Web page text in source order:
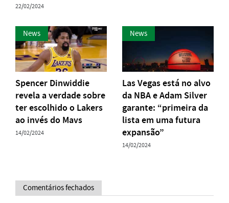
22/02/2024
News
Spencer Dinwiddie
revela a verdade sobre
ter escolhido o Lakers
ao invés do Mavs
14/02/2024
News
Las Vegas está no alvo
da NBA e Adam Silver
garante: “primeira da
lista em uma futura
expansão”
14/02/2024
Comentários fechados